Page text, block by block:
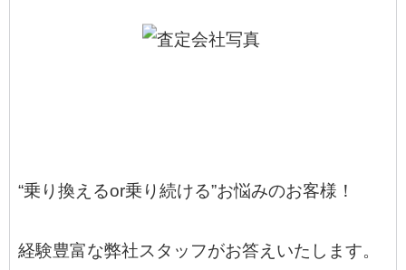
“乗り換えるor乗り続ける”お悩みのお客様！
経験豊富な弊社スタッフがお答えいたします。